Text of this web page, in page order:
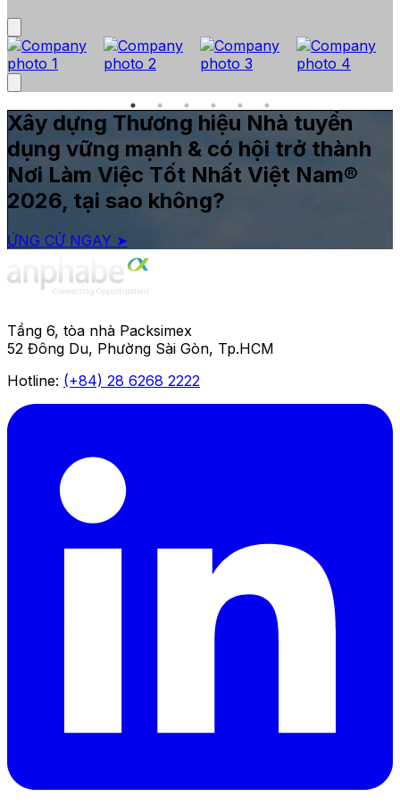
Xây dựng Thương hiệu Nhà tuyển
dụng vững mạnh & có hội trở thành
Nơi Làm Việc Tốt Nhất Việt Nam®
2026, tại sao không?
ỨNG CỬ NGAY ➤
Tầng 6, tòa nhà Packsimex
52 Đông Du, Phường Sài Gòn, Tp.HCM
Hotline: (+84) 28 6268 2222